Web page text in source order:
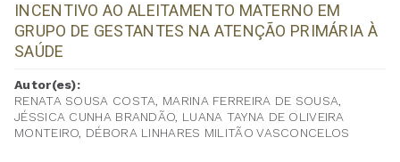
INCENTIVO AO ALEITAMENTO MATERNO EM
GRUPO DE GESTANTES NA ATENÇÃO PRIMÁRIA À
SAÚDE
Autor(es):
RENATA SOUSA COSTA, MARINA FERREIRA DE SOUSA,
JÉSSICA CUNHA BRANDÃO, LUANA TAYNA DE OLIVEIRA
MONTEIRO, DÉBORA LINHARES MILITÃO VASCONCELOS